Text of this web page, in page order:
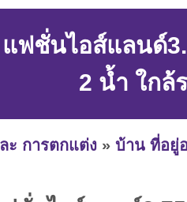
แฟชั่นไอส์แลน
2 น้ำ ใกล้
ะ การตกแต่ง » บ้าน ที่อยู่